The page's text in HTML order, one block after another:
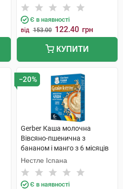
Є в наявності
від 153.00 122.40 грн
КУПИТИ
−20%
Gerber Каша молочна
Вівсяно-пшенична з
бананом і манго з 6 місяців
240 г 1 коробка
Нестле Іспана
Є в наявності